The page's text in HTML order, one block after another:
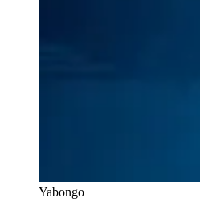
Yabongo